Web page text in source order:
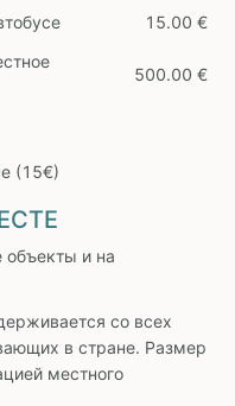
15.00 €
500.00 €
(15€)
и на
со всех
в стране. Размер
местного